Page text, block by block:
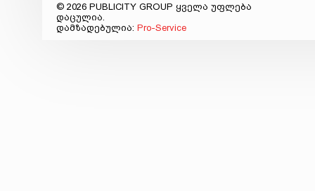
© 2026 PUBLICITY GROUP ყველა უფლება
დაცულია.
დამზადებულია: Pro-Service